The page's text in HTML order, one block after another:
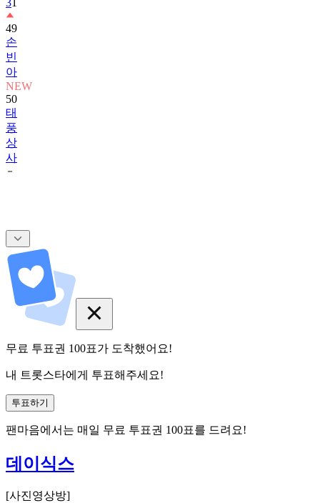
49
손
빈
아
NEW
50
태
풍
상
사
무료 투표권 100표가 도착했어요!
내 트롯스타에게 투표해주세요!
투표하기
팬마음에서는 매일 무료 투표권 100표를 드려요!
데이식스
[사진영상방]